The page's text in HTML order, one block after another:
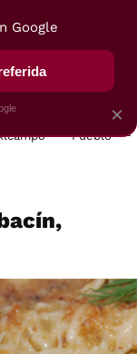
VEGUI
Pueblo
×
Google